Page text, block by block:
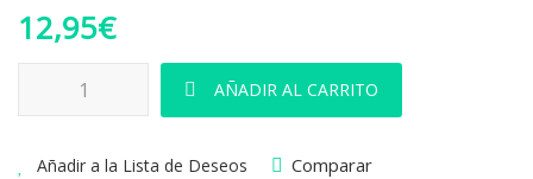
12,95€
AÑADIR AL CARRITO
Añadir a la Lista de Deseos Comparar